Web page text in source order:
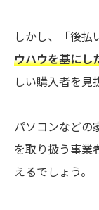
しかし、「後払
ウハウを基にし
しい購入者を見
パソコンなどの
を取り扱う事業
えるでしょう。